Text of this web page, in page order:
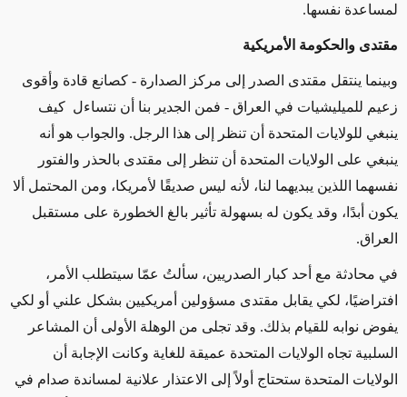
لمساعدة نفسها.
مقتدى والحكومة الأمريكية
وبينما ينتقل مقتدى الصدر إلى مركز الصدارة - كصانع قادة وأقوى
زعيم للميليشيات في العراق - فمن الجدير بنا أن نتساءل كيف
ينبغي للولايات المتحدة أن تنظر إلى هذا الرجل. والجواب هو أنه
ينبغي على الولايات المتحدة أن تنظر إلى مقتدى بالحذر والفتور
نفسهما اللذين يبديهما لنا، لأنه ليس صديقًا لأمريكا، ومن المحتمل ألا
يكون أبدًا، وقد يكون له بسهولة تأثير بالغ الخطورة على مستقبل
العراق.
في محادثة مع أحد كبار الصدريين، سألتُ عمّا سيتطلب الأمر،
افتراضيًا، لكي يقابل مقتدى مسؤولين أمريكيين بشكل علني أو لكي
يفوض نوابه للقيام بذلك. وقد تجلى من الوهلة الأولى أن المشاعر
السلبية تجاه الولايات المتحدة عميقة للغاية وكانت الإجابة أن
الولايات المتحدة ستحتاج أولاً إلى الاعتذار علانية لمساندة صدام في